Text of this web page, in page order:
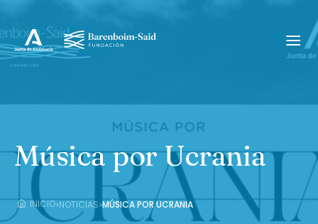
Música por Ucrania
INICIO›NOTICIAS›MÚSICA POR UCRANIA